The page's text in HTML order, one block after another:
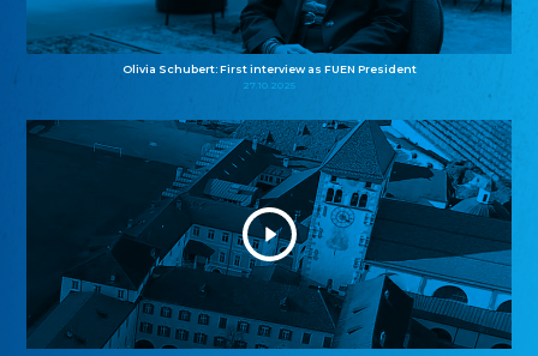
Olivia Schubert: First interview as FUEN President
27.10.2025